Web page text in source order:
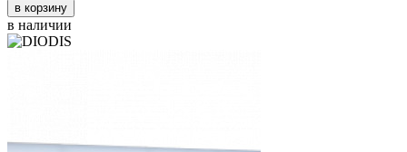
в корзину
в наличии